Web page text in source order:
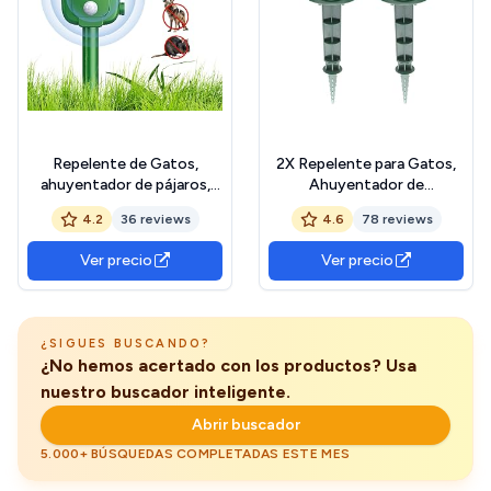
Repelente de Gatos,
ahuyentador de pájaros,
disuasión Solar ultrasónico,
Parada de Animales, Gatos,
Ratas, Perros, pájaros,
Zorros y Otros, Repelente
al Aire Libre para Animales
4.2 36 reviews
Ver precio
2X Repelente para Gatos,
Ahuyentador de
pájaros,IP44
Impermeable,disuasión
ultrasónico, Ahuyentador
de Ratas
con,Perros,Ratones,Zorros
4.6 78 reviews
Ver precio
¿SIGUES BUSCANDO?
¿No hemos acertado con los productos? Usa
nuestro buscador inteligente.
Abrir buscador
5.000+ BÚSQUEDAS COMPLETADAS ESTE MES